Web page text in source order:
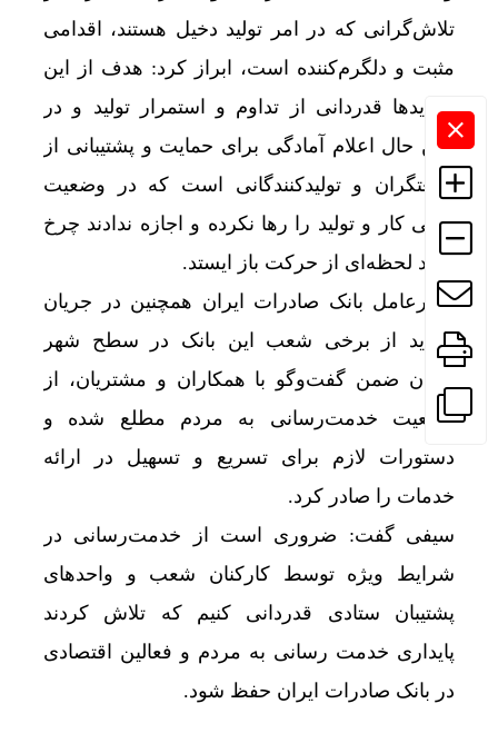
تلاش‌گرانی که در امر تولید دخیل هستند، اقدامی
مثبت و دلگرم‌کننده‌ است، ابراز کرد: هدف از این
بازدیدها قدردانی از تداوم و استمرار تولید و در
عین حال اعلام آمادگی برای حمایت و پشتیبانی از
صنعتگران و تولیدکنندگانی است که در وضعیت
فعلی کار و تولید را رها نکرده و اجازه ندادند چرخ
تولید لحظه‌ای از حرکت باز ایستد.
مدیرعامل بانک صادرات ایران همچنین در جریان
بازدید از برخی شعب این بانک در سطح شهر
تهران ضمن گفت‌وگو با همکاران و مشتریان، از
وضعیت خدمت‌رسانی به مردم مطلع شده و
دستورات لازم برای تسریع و تسهیل در ارائه
خدمات را صادر کرد.
سیفی گفت: ضروری است از خدمت‌رسانی در
شرایط ویژه توسط کارکنان شعب و واحدهای
پشتیبان ستادی قدردانی کنیم که تلاش کردند
پایداری خدمت رسانی به مردم و فعالین اقتصادی
در بانک صادرات ایران حفظ شود.